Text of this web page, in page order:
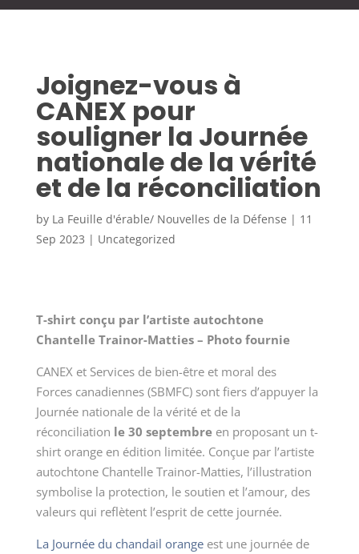
Joignez-vous à
CANEX pour
souligner la Journée
nationale de la vérité
et de la réconciliation
by La Feuille d'érable/ Nouvelles de la Défense | 11
Sep 2023 | Uncategorized
T-shirt conçu par l’artiste autochtone
Chantelle Trainor-Matties – Photo fournie
CANEX et Services de bien-être et moral des
Forces canadiennes (SBMFC)sont fiers d’appuyer la
Journée nationale de la vérité et de la
réconciliation le 30 septembreen proposant un t-
shirt orange en édition limitée. Conçue par l’artiste
autochtone Chantelle Trainor-Matties, l’illustration
symbolise la protection, le soutien et l’amour, des
valeurs qui reflètent l’esprit de cette journée.
La Journée du chandail orangeest une journée de